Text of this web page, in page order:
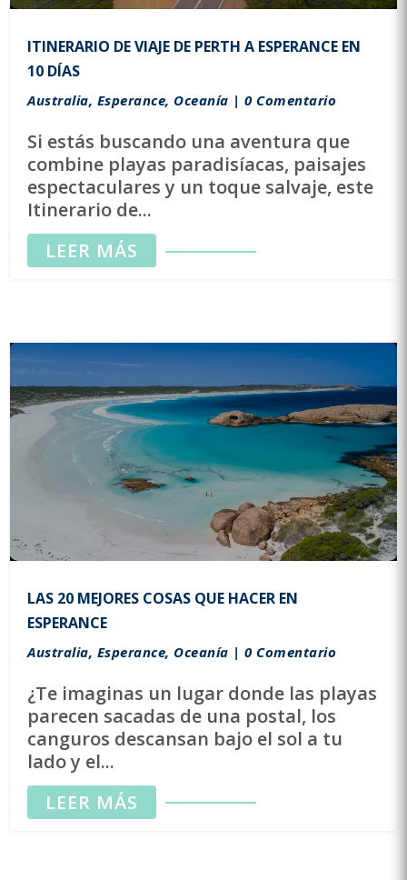
ITINERARIO DE VIAJE DE PERTH A ESPERANCE EN
10 DÍAS
Australia, Esperance, Oceanía | 0 Comentario
Si estás buscando una aventura que
combine playas paradisíacas, paisajes
espectaculares y un toque salvaje, este
Itinerario de...
LEER MÁS
LAS 20 MEJORES COSAS QUE HACER EN
ESPERANCE
Australia, Esperance, Oceanía | 0 Comentario
¿Te imaginas un lugar donde las playas
parecen sacadas de una postal, los
canguros descansan bajo el sol a tu
lado y el...
LEER MÁS